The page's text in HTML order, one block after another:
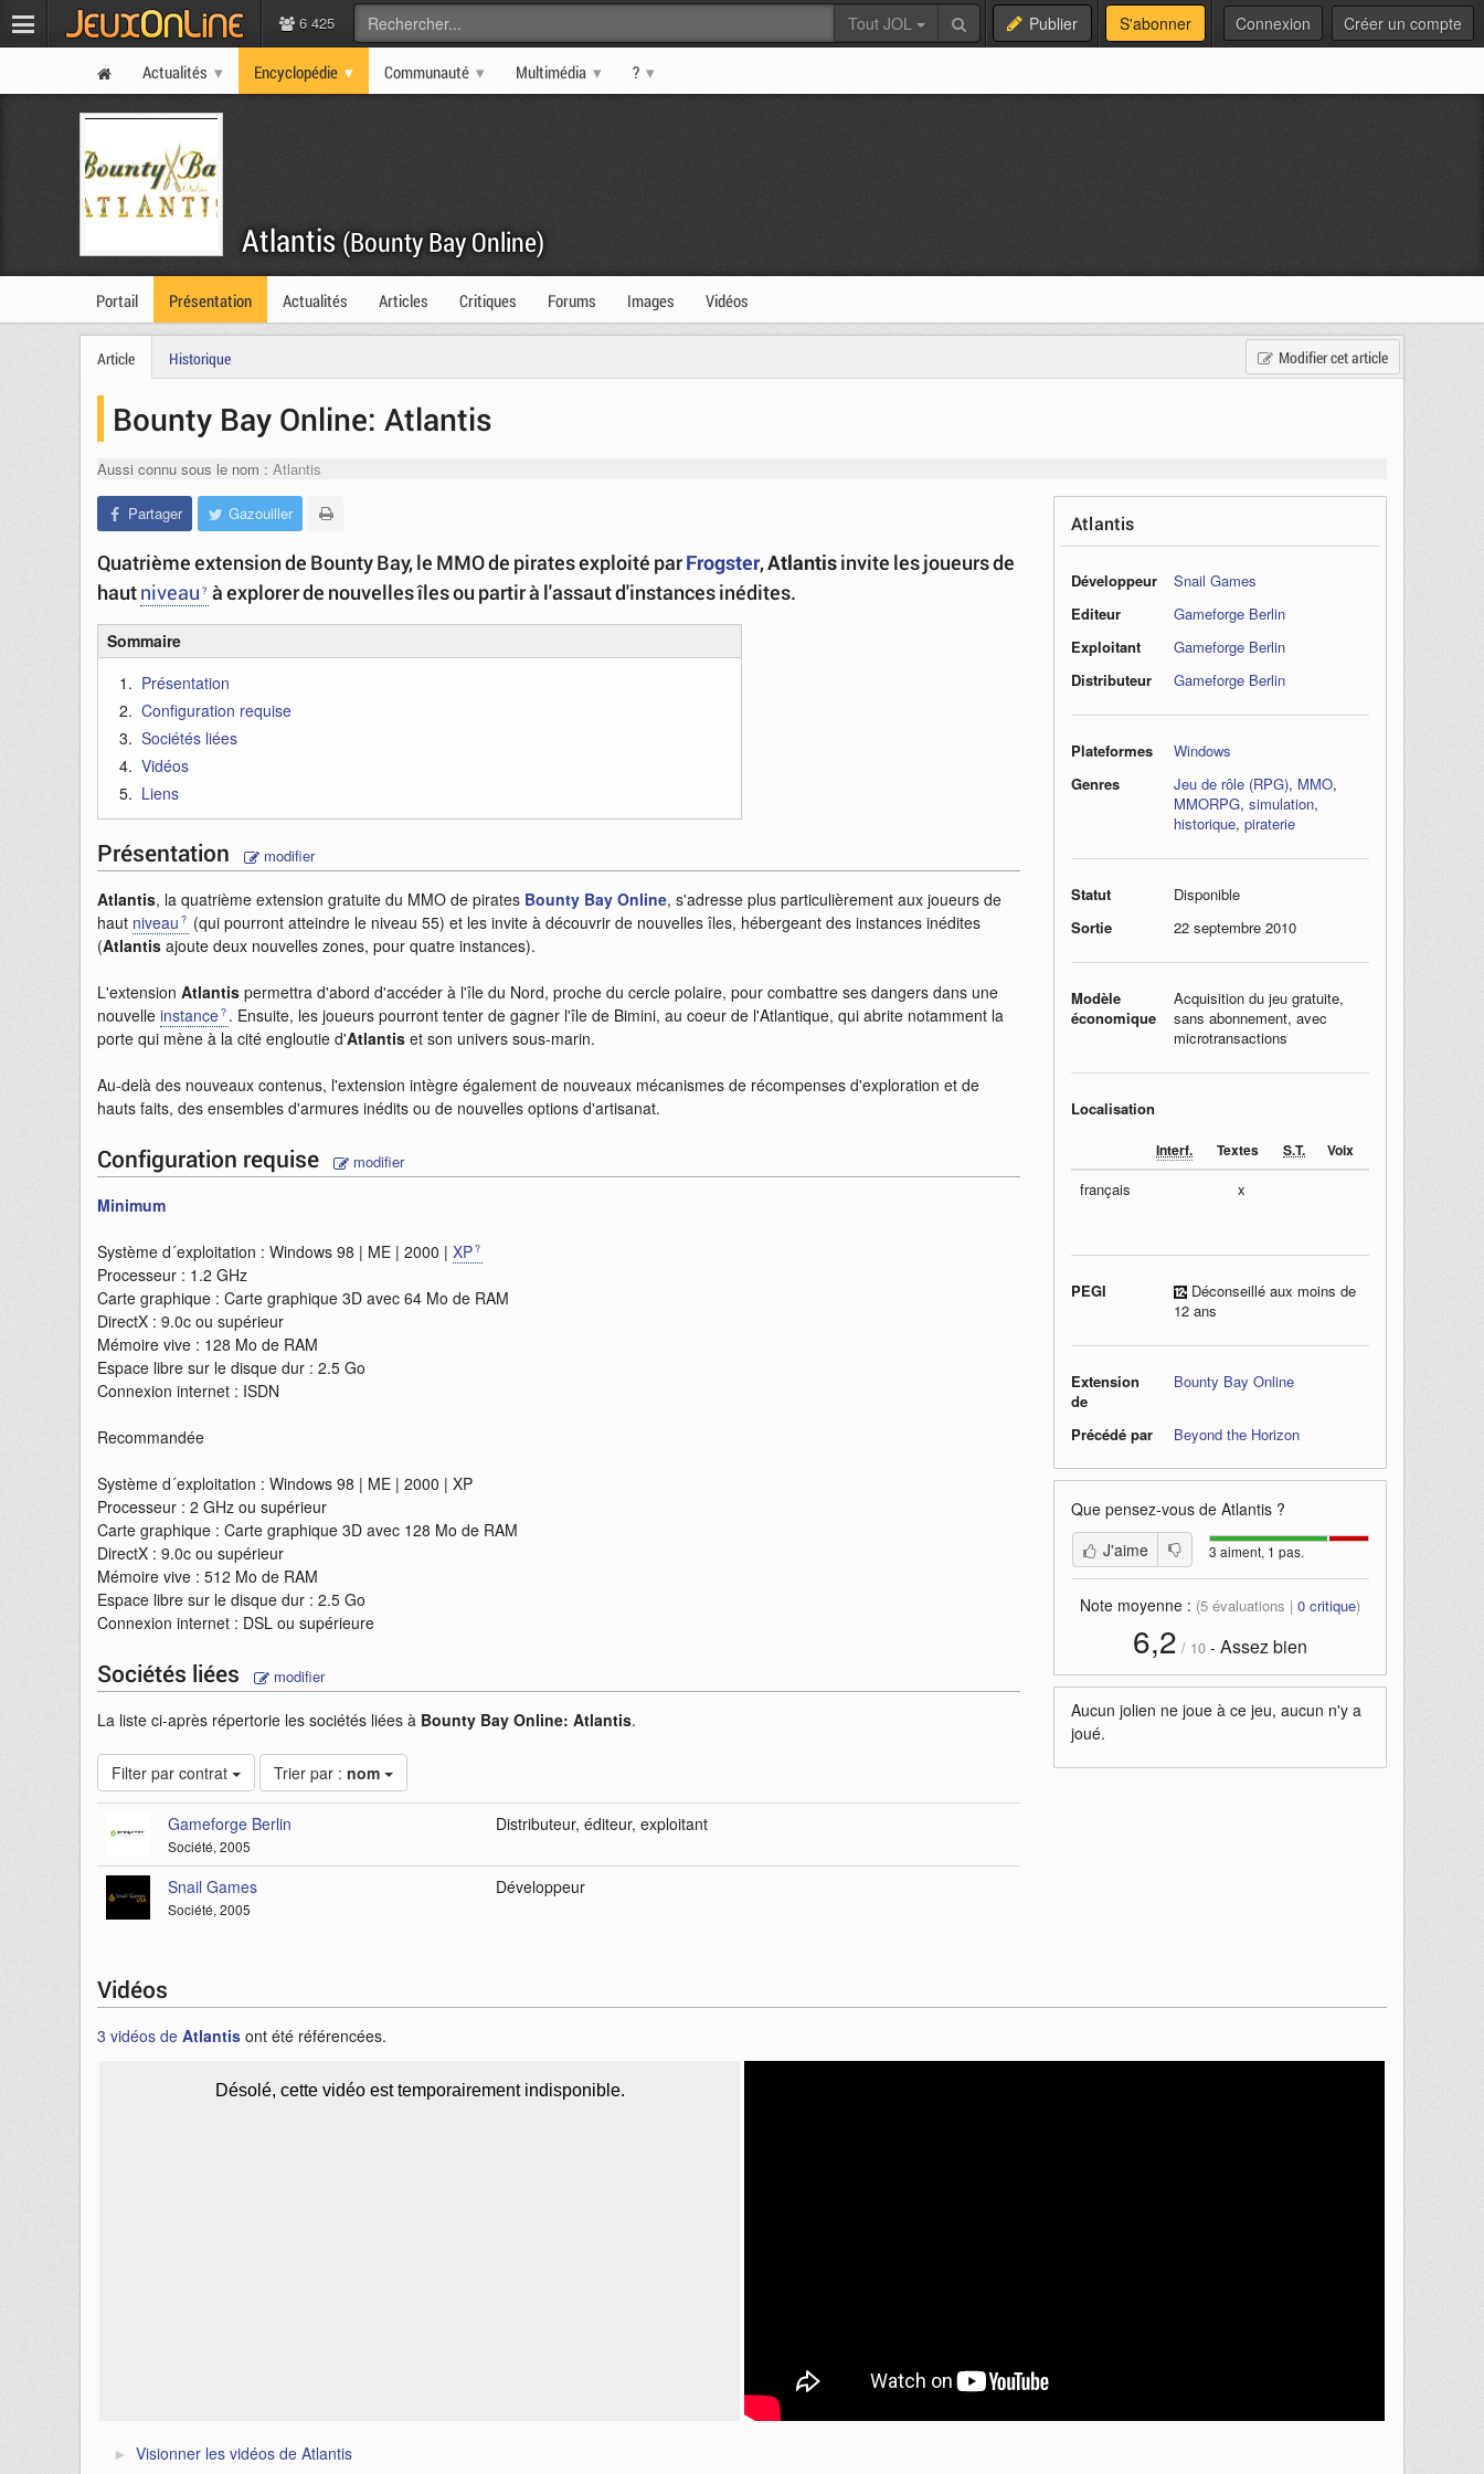
6 425 Tout JOL Publier S'abonner Connexion Créer un compte
Actualités Encyclopédie Communauté Multimédia ?
Atlantis(Bounty Bay Online)
Portail Présentation Actualités Articles Critiques Forums Images Vidéos
Modifier cet article
Article Historique
Bounty Bay Online: Atlantis
Aussi connu sous le nom : Atlantis
Atlantis
Développeur
Snail Games
Editeur
Gameforge Berlin
Exploitant
Gameforge Berlin
Distributeur
Gameforge Berlin
Plateformes
Windows
Genres
Jeu de rôle (RPG), MMO,
MMORPG, simulation,
historique, piraterie
Statut
Disponible
Sortie
22 septembre 2010
Modèle
économique
Acquisition du jeu gratuite,
sans abonnement, avec
microtransactions
Localisation
Interf. Textes S.T. Voix
français x
PEGI
Déconseillé aux moins de
12 ans
Extension
de
Bounty Bay Online
Précédé par Beyond the Horizon
Que pensez-vous de Atlantis ?
3 aiment, 1 pas.
J'aime
Note moyenne : (5 évaluations | 0 critique)
6,2 / 10 - Assez bien
Aucun jolien ne joue à ce jeu, aucun n'y a
joué.
Partager Gazouiller
Quatrième extension de Bounty Bay, le MMO de pirates exploité parFrogster,Atlantisinvite les joueurs de
hautniveau à explorer de nouvelles îles ou partir à l'assaut d'instances inédites.
Sommaire
Présentation
Configuration requise
Sociétés liées
Vidéos
Liens
Présentation modifier
Atlantis, la quatrième extension gratuite du MMO de pirates Bounty Bay Online, s'adresse plus particulièrement aux joueurs de
haut niveau
(qui pourront atteindre le niveau 55) et les invite à découvrir de nouvelles îles, hébergeant des instances inédites
(Atlantis ajoute deux nouvelles zones, pour quatre instances).
L'extension Atlantis permettra d'abord d'accéder à l'île du Nord, proche du cercle polaire, pour combattre ses dangers dans une
nouvelle instance . Ensuite, les joueurs pourront tenter de gagner l'île de Bimini, au coeur de l'Atlantique, qui abrite notamment la
porte qui mène à la cité engloutie d'Atlantis et son univers sous-marin.
Au-delà des nouveaux contenus, l'extension intègre également de nouveaux mécanismes de récompenses d'exploration et de
hauts faits, des ensembles d'armures inédits ou de nouvelles options d'artisanat.
Configuration requise modifier
Minimum
Système d´exploitation : Windows 98 | ME | 2000 | XP
Processeur : 1.2 GHz
Carte graphique : Carte graphique 3D avec 64 Mo de RAM
DirectX : 9.0c ou supérieur
Mémoire vive : 128 Mo de RAM
Espace libre sur le disque dur : 2.5 Go
Connexion internet : ISDN
Recommandée
Système d´exploitation : Windows 98 | ME | 2000 | XP
Processeur : 2 GHz ou supérieur
Carte graphique : Carte graphique 3D avec 128 Mo de RAM
DirectX : 9.0c ou supérieur
Mémoire vive : 512 Mo de RAM
Espace libre sur le disque dur : 2.5 Go
Connexion internet : DSL ou supérieure
Sociétés liées modifier
La liste ci-après répertorie les sociétés liées à Bounty Bay Online: Atlantis.
Filter par contrat Trier par : nom
Gameforge Berlin
Société, 2005
Distributeur, éditeur, exploitant
Snail Games
Société, 2005
Développeur
Vidéos
3 vidéos de Atlantis ont été référencées.
Visionner les vidéos de Atlantis